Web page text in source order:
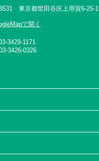
東京都世田谷区上用賀6-25-1
で開く
3429-1171
3426-0326